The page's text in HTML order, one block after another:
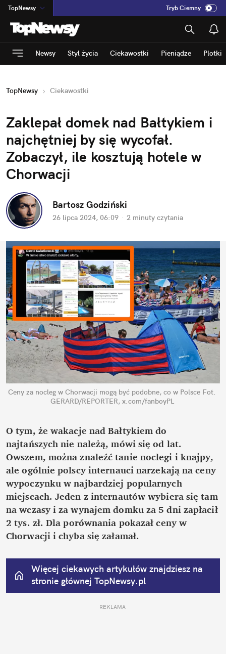
TopNewsy
na:Temat
INN:Poland
ASZ:dziennik
dad:HERO
Tryb Ciemny
Newsy Styl życia Ciekawostki Pieniądze Plotki
TopNewsy Ciekawostki
Zaklepał domek nad Bałtykiem i
najchętniej by się wycofał.
Zobaczył, ile kosztują hotele w
Chorwacji
Bartosz Godziński
26 lipca 2024, 06:09 · 2 minuty czytania
Ceny za nocleg w Chorwacji mogą być podobne, co w Polsce Fot.
GERARD/REPORTER, x.com/fanboyPL
O tym, że wakacje nad Bałtykiem do
najtańszych nie należą, mówi się od lat.
Owszem, można znaleźć tanie noclegi i knajpy,
ale ogólnie polscy internauci narzekają na ceny
wypoczynku w najbardziej popularnych
miejscach. Jeden z internautów wybiera się tam
na wczasy i za wynajem domku za 5 dni zapłacił
2 tys. zł. Dla porównania pokazał ceny w
Chorwacji i chyba się załamał.
Więcej ciekawych artykułów znajdziesz na
stronie głównej TopNewsy.pl
REKLAMA